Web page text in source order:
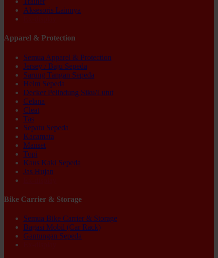
Aksesoris Lainnya
Apparel & Protection
Semua Apparel & Protection
Jersey / Baju Sepeda
Sarung Tangan Sepeda
Helm Sepeda
Decker Pelindung Siku/Lutut
Celana
Cleat
Tas
Sepatu Sepeda
Kacamata
Manset
Topi
Kaus Kaki Sepeda
Jas Hujan
Bike Carrier & Storage
Semua Bike Carrier & Storage
Bagasi Mobil (Car Rack)
Gantungan Sepeda